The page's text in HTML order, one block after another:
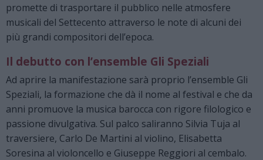
promette di trasportare il pubblico nelle atmosfere
musicali del Settecento attraverso le note di alcuni dei
più grandi compositori dell’epoca.
Il debutto con l’ensemble Gli Speziali
Ad aprire la manifestazione sarà proprio l’ensemble Gli
Speziali, la formazione che dà il nome al festival e che da
anni promuove la musica barocca con rigore filologico e
passione divulgativa. Sul palco saliranno Silvia Tuja al
traversiere, Carlo De Martini al violino, Elisabetta
Soresina al violoncello e Giuseppe Reggiori al cembalo.